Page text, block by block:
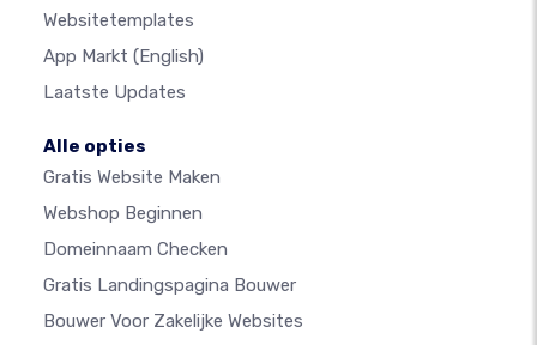
Websitetemplates
App Markt (English)
Laatste Updates
Alle opties
Gratis Website Maken
Webshop Beginnen
Domeinnaam Checken
Gratis Landingspagina Bouwer
Bouwer Voor Zakelijke Websites